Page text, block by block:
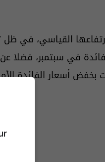
القياسي، في
في سبتمبر، فضلا عن
أسعار الفائدة